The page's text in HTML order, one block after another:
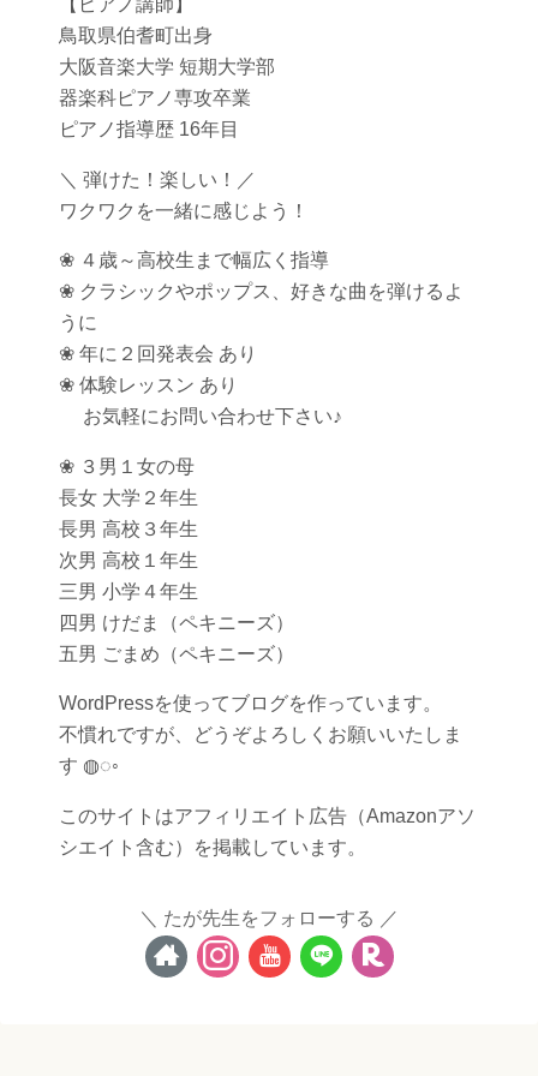
【ピアノ講師】
鳥取県伯耆町出身
大阪音楽大学 短期大学部
器楽科ピアノ専攻卒業
ピアノ指導歴 16年目
＼ 弾けた！楽しい！／
ワクワクを一緒に感じよう！
❀ ４歳～高校生まで幅広く指導
❀ クラシックやポップス、好きな曲を弾けるよ
うに
❀ 年に２回発表会 あり
❀ 体験レッスン あり
お気軽にお問い合わせ下さい♪
❀ ３男１女の母
長女 大学２年生
長男 高校３年生
次男 高校１年生
三男 小学４年生
四男 けだま（ペキニーズ）
五男 ごまめ（ペキニーズ）
WordPressを使ってブログを作っています。
不慣れですが、どうぞよろしくお願いいたしま
す ◍◌◦
このサイトはアフィリエイト広告（Amazonアソ
シエイト含む）を掲載しています。
たが先生をフォローする